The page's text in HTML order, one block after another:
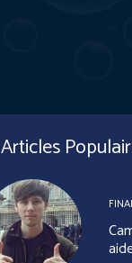
Articles